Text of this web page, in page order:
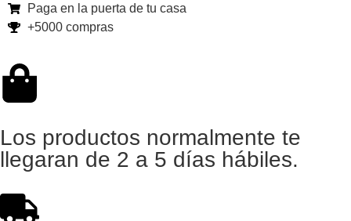
Paga en la puerta de tu casa
+5000 compras
Los productos normalmente te
llegaran de 2 a 5 días hábiles.